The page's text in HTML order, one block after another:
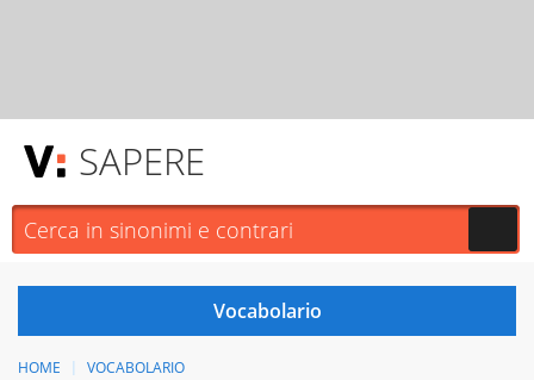
SAPERE
HOME VOCABOLARIO